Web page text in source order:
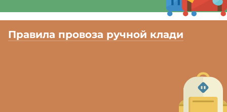
Правила провоза ручной клади